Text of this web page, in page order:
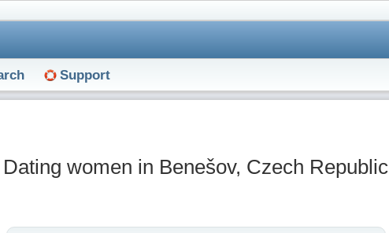
Support
Dating women in Benešov, Czech Republic